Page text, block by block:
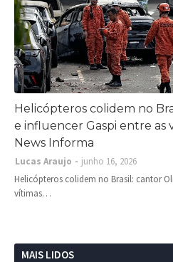
Helicópteros colidem no
e influencer Gaspi entre as
News Informa
Lucas Araujo
junho 16, 2026
Helicópteros colidem no Brasil: cantor
vítimas…
MAIS LIDOS